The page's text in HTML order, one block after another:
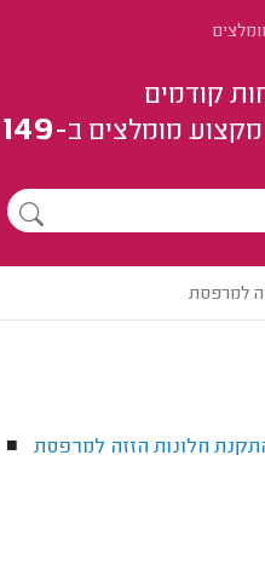
קודמים
מקצוע מומלצים ב-149
למרפסת
חלונות הזזה למרפסת ■